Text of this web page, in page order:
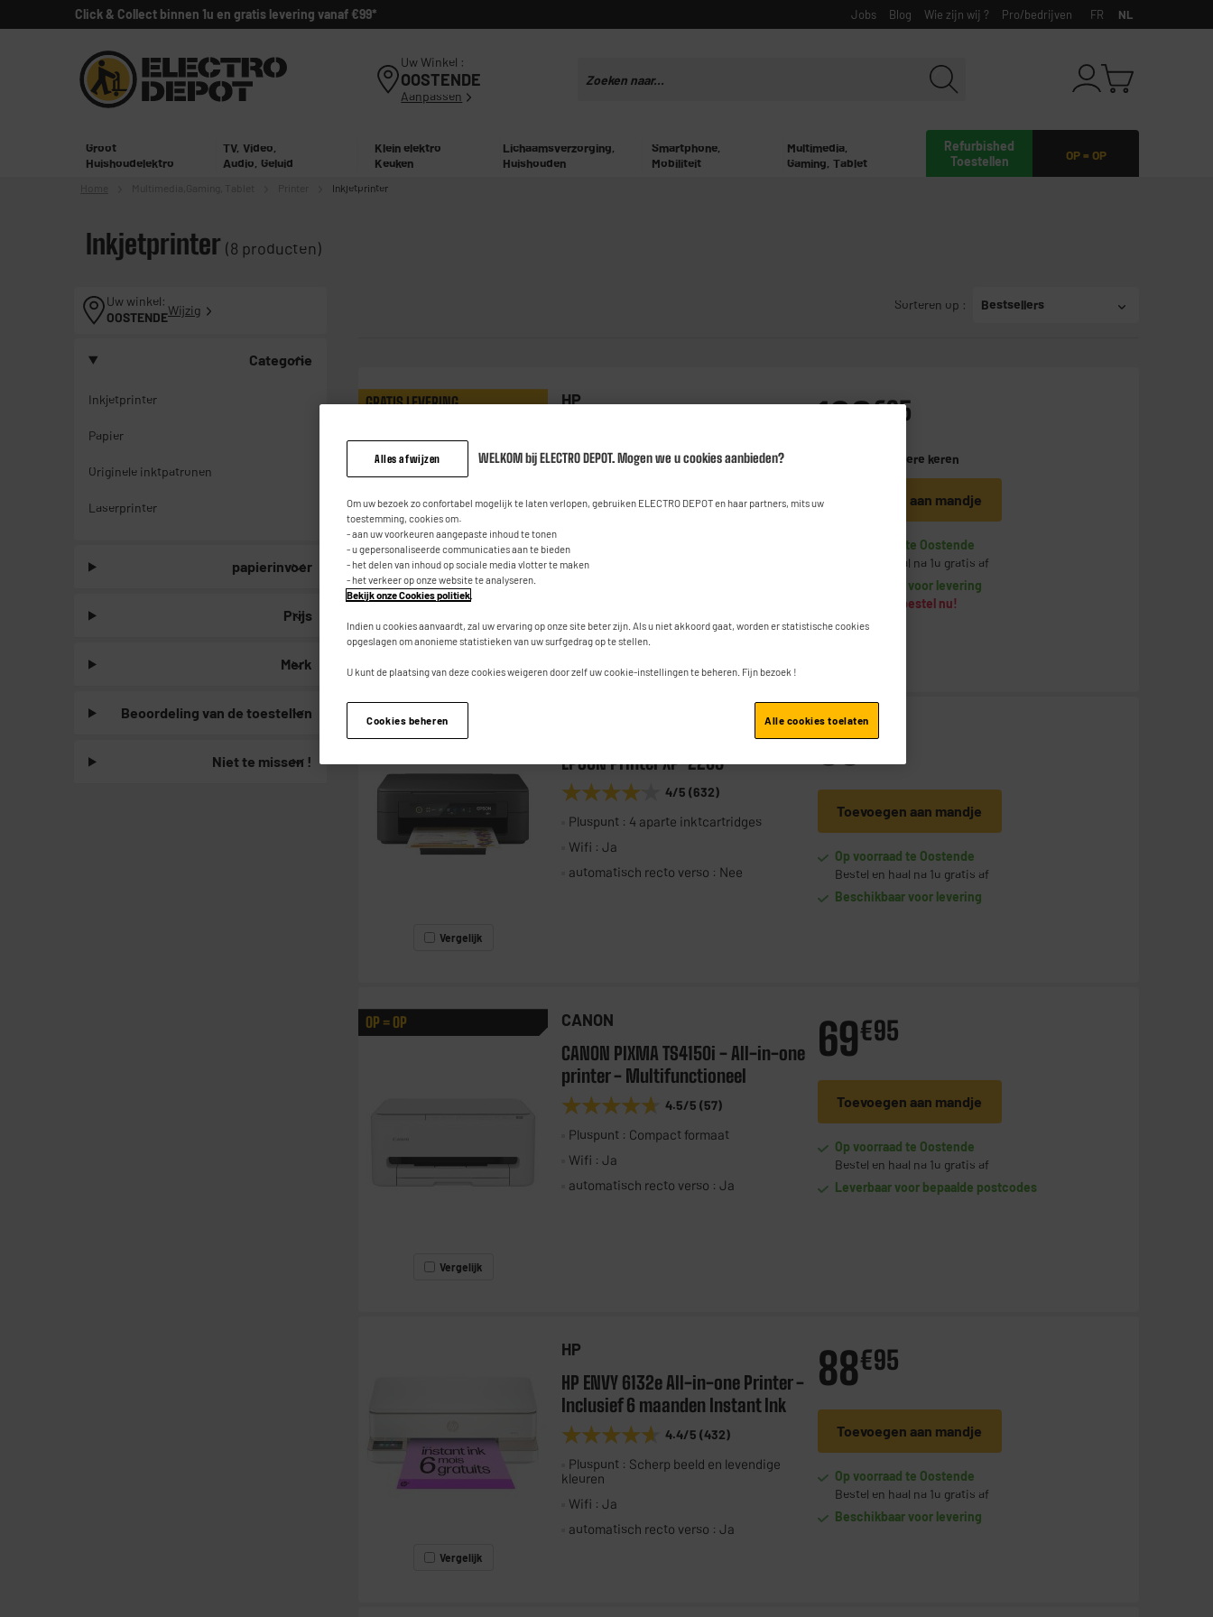
Click & Collect binnen 1u en gratis levering vanaf €99* Jobs Blog Wie zijn wij ? Pro/bedrijven FR NL
Uw Winkel :
OOSTENDE
Aanpassen
OP = OP
Refurbished
Toestellen
Groot
Huishoudelektro
TV, Video,
Audio, Geluid
Klein elektro
Keuken
Lichaamsverzorging,
Huishouden
Smartphone,
Mobiliteit
Multimedia,
Gaming, Tablet
Gaming, Tablet Inkjetprinter
Inkjetprinter (8 producten)
Uw winkel:
OOSTENDEWijzig
Categorie
Inkjetprinter
Papier
Originele inktpatronen
Laserprinter
papierinvoer
Prijs
Merk
Beoordeling van de toestellen
Niet te missen !
Sorteren op : Bestsellers
GRATIS LEVERING
Vergelijk
HP
★★★★★
★★★★★ 4.3/5(188)
109€95
meerdere keren
Toevoegen aan mandje
Op voorraad te Oostende
Bestel en haal na 1u gratis af
Beschikbaar voor levering
Laatste Stuks, bestel nu!
Vergelijk
EPSON Printer XP-2205
★★★★★
★★★★★ 4/5 (632)
Pluspunt : 4 aparte inktcartridges
Wifi : Ja
automatisch recto verso : Nee
58€95
Toevoegen aan mandje
Op voorraad te Oostende
Bestel en haal na 1u gratis af
Beschikbaar voor levering
OP = OP
Vergelijk
CANON
CANON PIXMA TS4150i - All-in-one
printer - Multifunctioneel
★★★★★
★★★★★ 4.5/5 (57)
Pluspunt : Compact formaat
Wifi : Ja
automatisch recto verso : Ja
69€95
Toevoegen aan mandje
Op voorraad te Oostende
Bestel en haal na 1u gratis af
Leverbaar voor bepaalde postcodes
Vergelijk
HP
HP ENVY 6132e All-in-one Printer -
Inclusief 6 maanden Instant Ink
★★★★★
★★★★★ 4.4/5 (432)
Pluspunt : Scherp beeld en levendige
kleuren
Wifi : Ja
automatisch recto verso : Ja
88€95
Toevoegen aan mandje
Op voorraad te Oostende
Bestel en haal na 1u gratis af
Beschikbaar voor levering
Alles afwijzen WELKOM bij ELECTRO DEPOT. Mogen we u cookies aanbieden?
Om uw bezoek zo confortabel mogelijk te laten verlopen, gebruiken ELECTRO DEPOT en haar partners, mits uw
toestemming, cookies om:
- aan uw voorkeuren aangepaste inhoud te tonen
- u gepersonaliseerde communicaties aan te bieden
- het delen van inhoud op sociale media vlotter te maken
- het verkeer op onze website te analyseren.
Bekijk onze Cookies politiek
Indien u cookies aanvaardt, zal uw ervaring op onze site beter zijn. Als u niet akkoord gaat, worden er statistische cookies
opgeslagen om anonieme statistieken van uw surfgedrag op te stellen.
U kunt de plaatsing van deze cookies weigeren door zelf uw cookie-instellingen te beheren. Fijn bezoek !
Cookies beheren Alle cookies toelaten